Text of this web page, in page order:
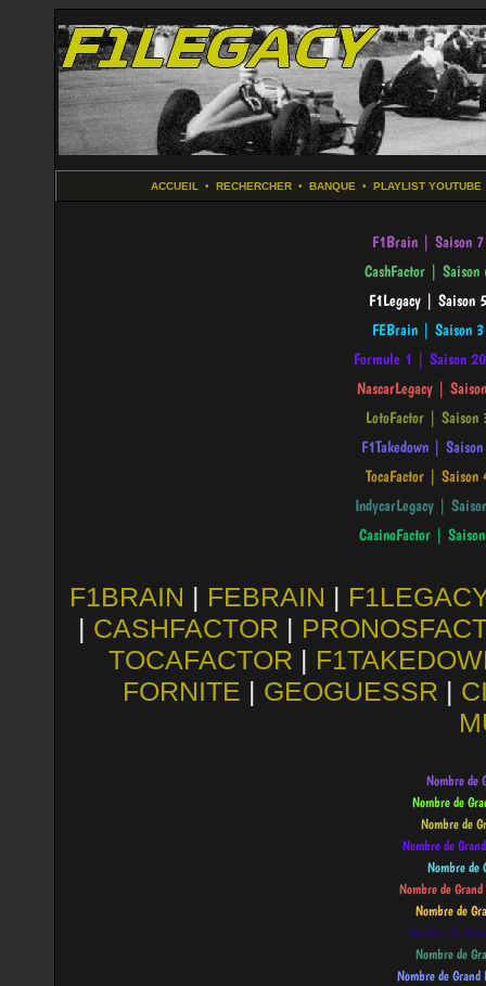
ACCUEIL • RECHERCHER• BANQUE • PLAYLIST YOUTUBE
F1BRAIN | FEBRAIN |
| CASHFACTOR |
TOCAFACTOR |
FORNITE | GEOGUESSR |